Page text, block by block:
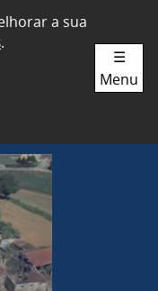
a sua
.
☰
Menu